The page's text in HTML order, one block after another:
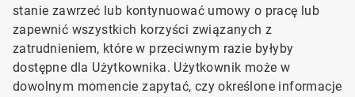
stanie zawrzeć lub kontynuować umowy o pracę lub
zapewnić wszystkich korzyści związanych z
zatrudnieniem, które w przeciwnym razie byłyby
dostępne dla Użytkownika. Użytkownik może w
dowolnym momencie zapytać, czy określone informacje